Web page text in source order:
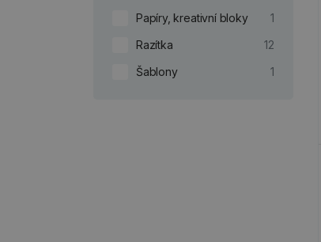
Papíry, kreativní bloky
1
Razítka
12
Šablony
1